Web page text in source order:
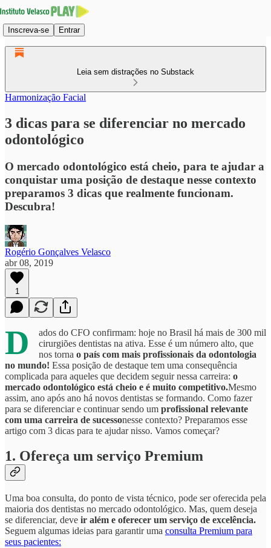
Inscreva-se Entrar
Leia sem distrações no Substack
Harmonização Facial
3 dicas para se diferenciar no mercado
odontológico
O mercado odontológico está cheio, para te ajudar a
conquistar uma posição de destaque nesse contexto
preparamos 3 dicas que realmente funcionam.
Descubra!
Rogério Gonçalves Velasco
abr 08, 2019
1
D
ados do CFO confirmam: hoje no Brasil há mais de 300 mil
cirurgiões dentistas na ativa. Esse é um número alto, que
nos torna o país com mais profissionais da odontologia
no mundo! Essa posição de destaque tem uma consequência
complicada para aqueles que decidem seguir nessa carreira: o
mercado odontológico está cheio e é muito competitivo.Mesmo
assim, ano após ano há novos dentistas se formando. Como fazer
para se diferenciar e continuar sendo um profissional relevante
com uma carreira de sucessonesse contexto? Preparamos esse
artigo com 3 dicas para te ajudar nisso. Vamos começar?
1. Ofereça um serviço Premium
Uma boa consulta, do ponto de vista técnico, pode ser oferecida pela
maioria dos dentistas no mercado odontológico. Mas, quem deseja
se diferenciar, deve ir além e oferecer um serviço de excelência.
Seguem algumas ideias para garantir uma consulta Premium para
seus pacientes: